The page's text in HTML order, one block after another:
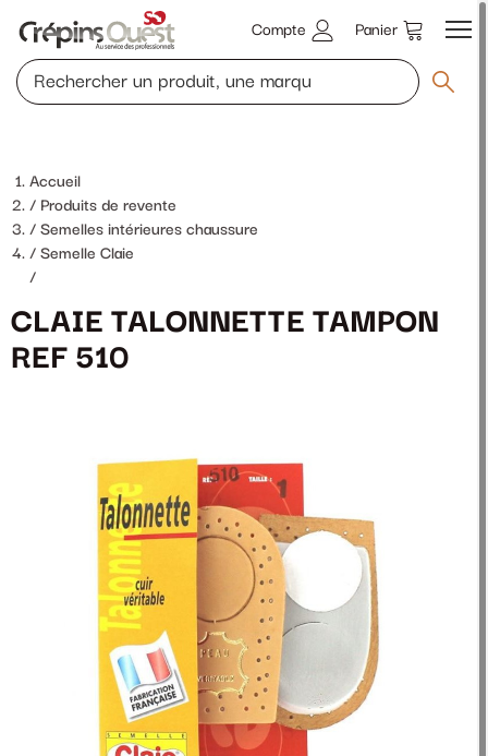
Compte Panier
Accueil
Produits de revente
Semelles intérieures chaussure
Semelle Claie
/
CLAIE TALONNETTE TAMPON
REF 510